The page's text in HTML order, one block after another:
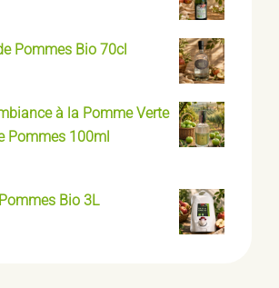
Pommes Bio 70cl
à la Pomme Verte
Pommes 100ml
Bio 3L